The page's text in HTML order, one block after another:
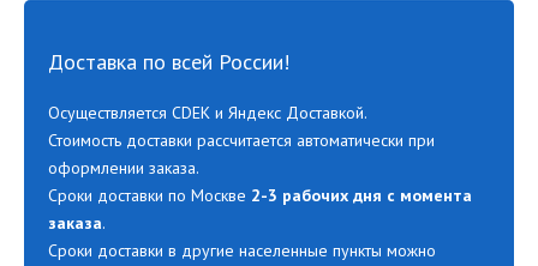
Доставка по всей России!
Осуществляется CDEK и Яндекс Доставкой.
Стоимость доставки рассчитается автоматически при
оформлении заказа.
Сроки доставки по Москве 2-3 рабочих дня с момента
заказа.
Сроки доставки в другие населенные пункты можно